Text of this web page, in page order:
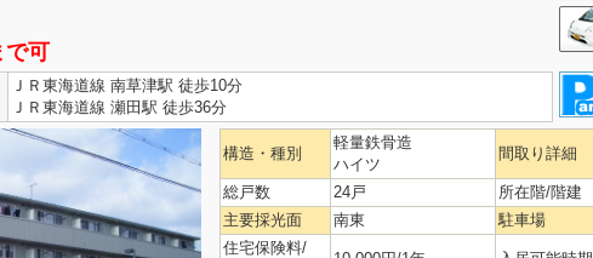
で可
ＪＲ東海道線 南草津駅 徒歩10分
ＪＲ東海道線 瀬田駅 徒歩36分
構造・種別
軽量鉄骨造
ハイツ
間取り詳細
総戸数 24戸 所在階/階建
主要採光面
南東 駐車場
住宅保険料/